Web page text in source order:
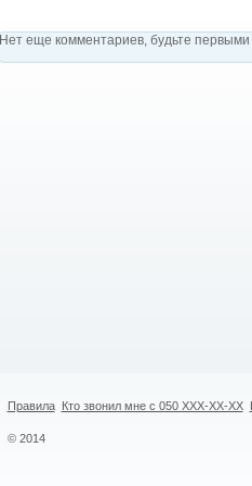
Нет еще комментариев, будьте первыми
Правила Кто звонил мне с 050 XXX-XX-XX
© 2014